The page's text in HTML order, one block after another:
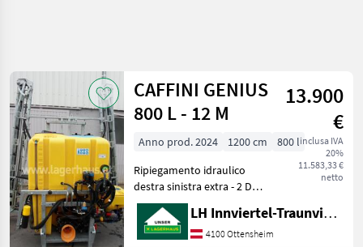
CAFFINI GENIUS
800 L - 12 M
13.900
€
inclusa IVA
20%
11.583,33 €
netto
Anno prod. 2024 1200 cm
800 l
Ripiegamento idraulico
destra sinistra extra - 2 DW,
regolazione meccanica
dell'altezza con il verricello,
filtro di aspirazione e
LH Innviertel-Traunviertel-Urfahr eGen, Ottensheim
4100 Ottensheim